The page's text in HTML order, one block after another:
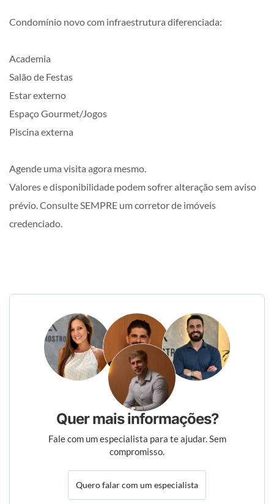
Condomínio novo com infraestrutura diferenciada:
Academia
Salão de Festas
Estar externo
Espaço Gourmet/Jogos
Piscina externa
Agende uma visita agora mesmo.
Valores e disponibilidade podem sofrer alteração sem aviso
prévio. Consulte SEMPRE um corretor de imóveis
credenciado.
Quer mais informações?
Fale com um especialista para te ajudar. Sem
compromisso.
Quero falar com um especialista